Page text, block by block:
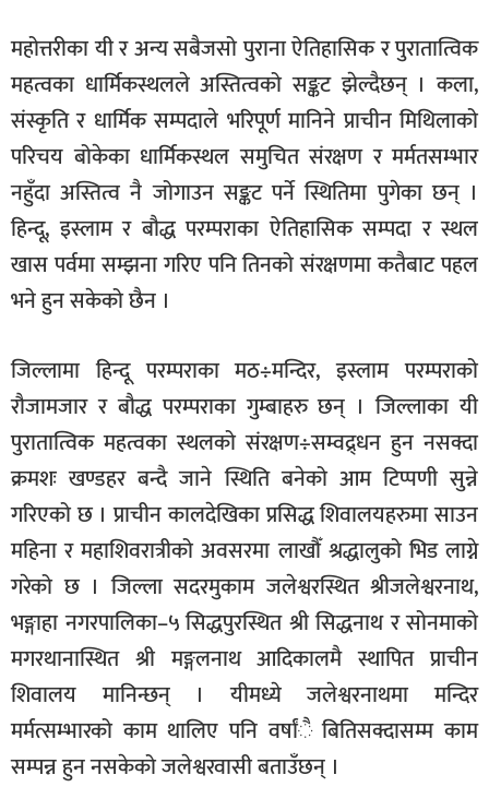
महोत्तरीका यी र अन्य सबैजसो पुराना ऐतिहासिक र पुरातात्विक
महत्वका धार्मिकस्थलले अस्तित्वको सङ्कट झेल्दैछन् । कला,
संस्कृति र धार्मिक सम्पदाले भरिपूर्ण मानिने प्राचीन मिथिलाको
परिचय बोकेका धार्मिकस्थल समुचित संरक्षण र मर्मतसम्भार
नहुँदा अस्तित्व नै जोगाउन सङ्कट पर्ने स्थितिमा पुगेका छन् ।
हिन्दू, इस्लाम र बौद्ध परम्पराका ऐतिहासिक सम्पदा र स्थल
खास पर्वमा सम्झना गरिए पनि तिनको संरक्षणमा कतैबाट पहल
भने हुन सकेको छैन ।
जिल्लामा हिन्दू परम्पराका मठ÷मन्दिर, इस्लाम परम्पराको
रौजामजार र बौद्ध परम्पराका गुम्बाहरु छन् । जिल्लाका यी
पुरातात्विक महत्वका स्थलको संरक्षण÷सम्वद्र्धन हुन नसक्दा
क्रमशः खण्डहर बन्दै जाने स्थिति बनेको आम टिप्पणी सुन्ने
गरिएको छ । प्राचीन कालदेखिका प्रसिद्ध शिवालयहरुमा साउन
महिना र महाशिवरात्रीको अवसरमा लाखौँ श्रद्धालुको भिड लाग्ने
गरेको छ । जिल्ला सदरमुकाम जलेश्वरस्थित श्रीजलेश्वरनाथ,
भङ्गाहा नगरपालिका–५ सिद्धपुरस्थित श्री सिद्धनाथ र सोनमाको
मगरथानास्थित श्री मङ्गलनाथ आदिकालमै स्थापित प्राचीन
शिवालय मानिन्छन् । यीमध्ये जलेश्वरनाथमा मन्दिर
मर्मत्सम्भारको काम थालिए पनि वर्षांै बितिसक्दासम्म काम
सम्पन्न हुन नसकेको जलेश्वरवासी बताउँछन् ।